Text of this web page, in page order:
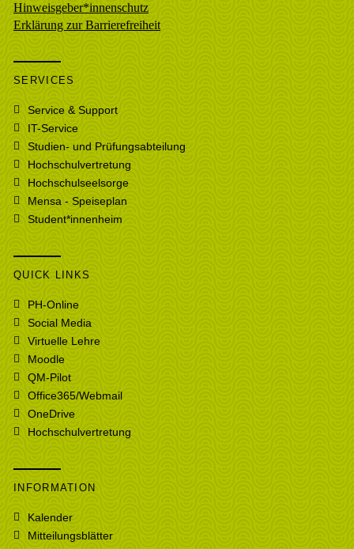
Hinweisgeber*innenschutz
Erklärung zur Barrierefreiheit
SERVICES
Service & Support
IT-Service
Studien- und Prüfungsabteilung
Hochschulvertretung
Hochschulseelsorge
Mensa - Speiseplan
Student*innenheim
QUICK LINKS
PH-Online
Social Media
Virtuelle Lehre
Moodle
QM-Pilot
Office365/Webmail
OneDrive
Hochschulvertretung
INFORMATION
Kalender
Mitteilungsblätter